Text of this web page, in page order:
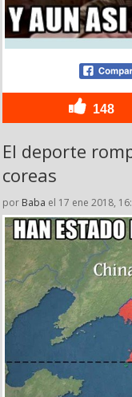
148
El deporte
coreas
por Baba el 17 ene 2018,